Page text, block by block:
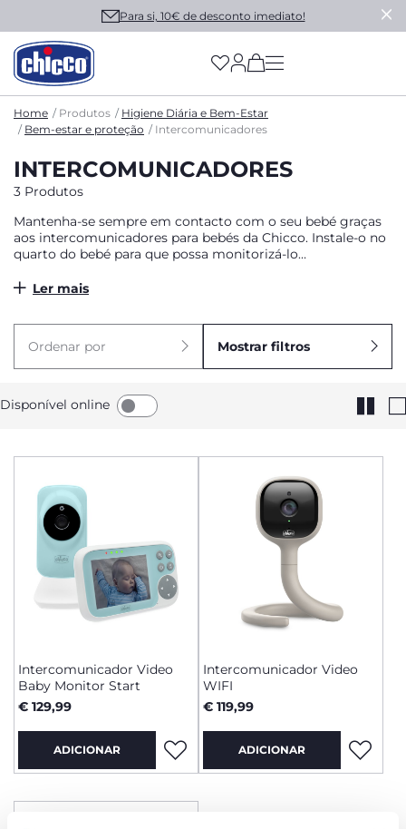
Para si, 10€ de desconto imediato!
(has more options
Home Produtos
Higiene Diária e Bem-Estar
Bem-estar e proteção
Intercomunicadores
INTERCOMUNICADORES
3 Produtos
Mantenha-se sempre em contacto com o seu bebé graças
aos intercomunicadores para bebés da Chicco. Instale-o no
quarto do bebé para que possa monitorizá-lo
de acordo com as suas necessidades: intercomunicadores
Ler mais
Ordenar por Mostrar filtros
Disponível online
Intercomunicador Video
Baby Monitor Start
€ 129,99
ADICIONAR
Intercomunicador Video
WIFI
€ 119,99
ADICIONAR